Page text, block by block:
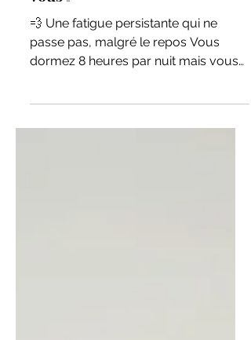
vous✨
💨 Une fatigue persistante qui ne